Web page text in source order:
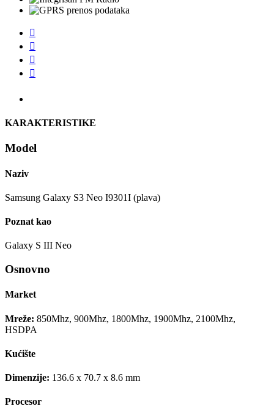




KARAKTERISTIKE
Model
Naziv
Samsung Galaxy S3 Neo I9301I (plava)
Poznat kao
Galaxy S III Neo
Osnovno
Market
Mreže: 850Mhz, 900Mhz, 1800Mhz, 1900Mhz, 2100Mhz,
HSDPA
Kućište
Dimenzije: 136.6 x 70.7 x 8.6 mm
Procesor